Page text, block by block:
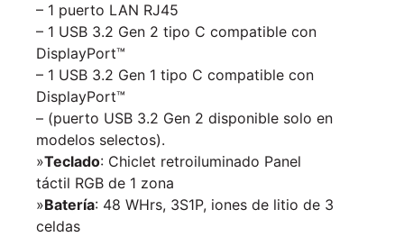
– 1 puerto LAN RJ45
– 1 USB 3.2 Gen 2 tipo C compatible con
DisplayPort™
– 1 USB 3.2 Gen 1 tipo C compatible con
DisplayPort™
– (puerto USB 3.2 Gen 2 disponible solo en
modelos selectos).
»Teclado: Chiclet retroiluminado Panel
táctil RGB de 1 zona
»Batería: 48 WHrs, 3S1P, iones de litio de 3
celdas